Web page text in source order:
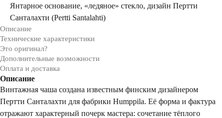
Янтарное основание, «ледяное» с текло, дизайн Пертти
Санталахти (Pertti Santalahti)
Описание
Технические характеристики
Это оригинал?
Дополнительные возможности
Оплата и доставка
Описание
Винтажная чаша создана известным финским дизайнером
Пертти Санталахти для фабрики Humppila. Её форма и фактура
отражают характерный почерк мастера: сочетание тёплого